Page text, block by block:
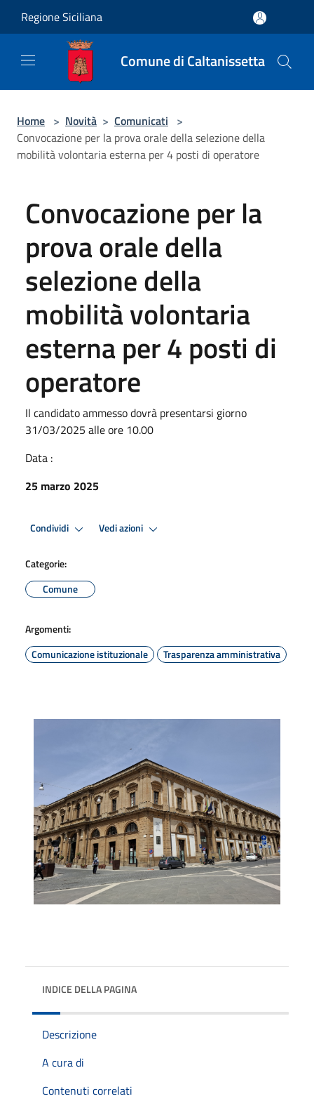
Regione Siciliana
Comune di Caltanissetta
Home > Novità > Comunicati >
Convocazione per la prova orale della selezione della
mobilità volontaria esterna per 4 posti di operatore
Convocazione per la
prova orale della
selezione della
mobilità volontaria
esterna per 4 posti di
operatore
Il candidato ammesso dovrà presentarsi giorno
31/03/2025 alle ore 10.00
Data :
25 marzo 2025
Condividi Vedi azioni
Categorie:
Comune
Argomenti:
Comunicazione istituzionale
Trasparenza amministrativa
INDICE DELLA PAGINA
Descrizione
A cura di
Contenuti correlati